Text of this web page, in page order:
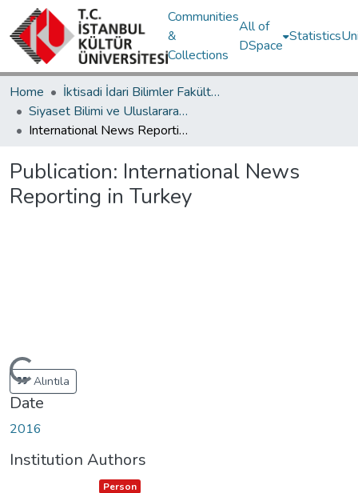
Communities
&
Collections
All of
DSpace
Statistics
Home
İktisadi İdari Bilimler Fakültesi / Faculty of Economics and Administrative Sciences
Siyaset Bilimi ve Uluslararası İlişkiler Bölümü / Department of Political Science and International Relations
International News Reporting in Turkey
Publication: International News
Reporting in Turkey
Loading...Alıntıla
Date
2016
Institution Authors
Item type:
Person ,